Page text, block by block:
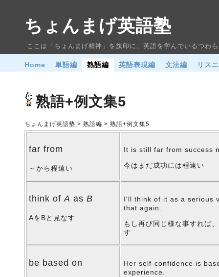
ちょんまげ英語塾
ここは「ちょんまげ精神」を旗印に、英語を学んでいるつわ
Home 単語編 熟語編 英語表現編 文法編 リス
熟語+例文集5
ちょんまげ英語塾 > 熟語編 > 熟語+例文集5
far from
～から程遠い
It is still far from success
今はまだ成功には程遠い
think ofA asB
AをBと見なす
I'll think of it as a serious
that again.
もし再び同じ様な事すれば
す
be based on
Her self-confidence is
experience.